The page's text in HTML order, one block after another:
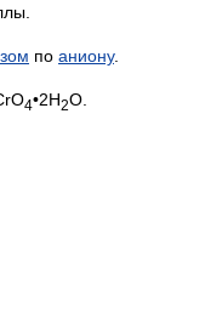
по аниону.
4•2H2O.